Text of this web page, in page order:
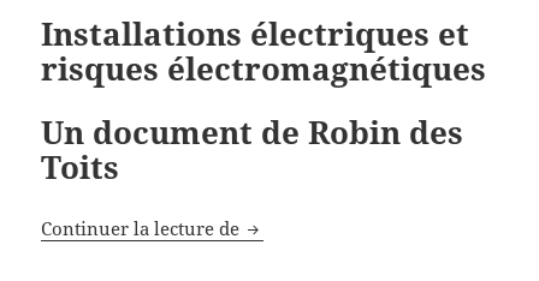
Installations électriques et
risques électromagnétiques
Un document de Robin des
Toits
Continuer la lecture de Installations électriques et